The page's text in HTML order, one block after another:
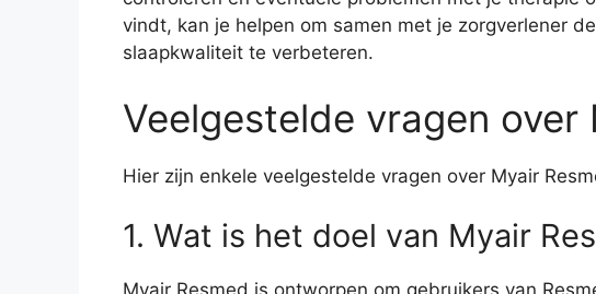
vindt, kan je helpen om samen met je zorgverlener
slaapkwaliteit te verbeteren.
Veelgestelde vragen over
Hier zijn enkele veelgestelde vragen over Myair
1. Wat is het doel van Myair
Myair Resmed is ontworpen om gebruikers van